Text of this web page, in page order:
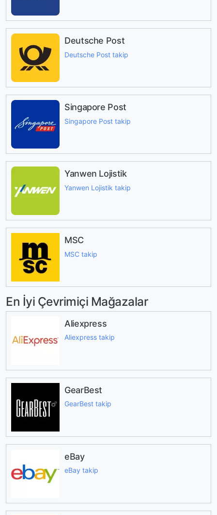
Deutsche Post
Deutsche Post takip
Singapore Post
Singapore Post takip
Yanwen Lojistik
Yanwen Lojistik takip
MSC
MSC takip
En İyi Çevrimiçi Mağazalar
Aliexpress
Aliexpress takip
GearBest
GearBest takip
eBay
eBay takip